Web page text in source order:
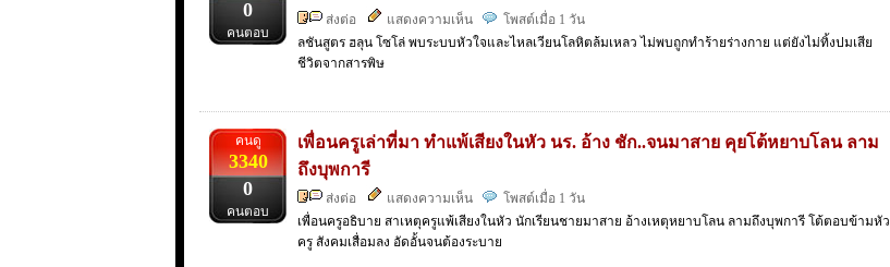
0
คนตอบ
ส่งต่อ แสดงความเห็น
โพสต์เมื่อ 1 วัน
ลชันสูตร ฮลุน โซโล่ พบระบบหัวใจและไหลเวียนโลหิตล้มเหลว ไม่พบถูกทำร้ายร่างกาย แต่ยังไม่ทิ้งปมเสีย
ชีวิตจากสารพิษ
คนดู
3340
0
คนตอบ
เพื่อนครูเล่าที่มา ทำแพ้เสียงในหัว นร. อ้าง ชัก..จนมาสาย คุยโต้หยาบโลน ลาม
ถึงบุพการี
ส่งต่อ แสดงความเห็น
โพสต์เมื่อ 1 วัน
เพื่อนครูอธิบาย สาเหตุครูแพ้เสียงในหัว นักเรียนชายมาสาย อ้างเหตุหยาบโลน ลามถึงบุพการี โต้ตอบข้ามหัว
ครู สังคมเสื่อมลง อัดอั้นจนต้องระบาย